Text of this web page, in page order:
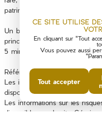
patrimoine ardéchois.
Un bien de charme au fort
principale, secondaire ou un
5 minutes des commodités.
Référence de l'annonce:
Les informations sur les
disponibles sur le site
Les informations sur les
disponibles sur le site
Ce site utilise
En cliquant sur "Tout
Vous pouvez aussi
Tout accepter